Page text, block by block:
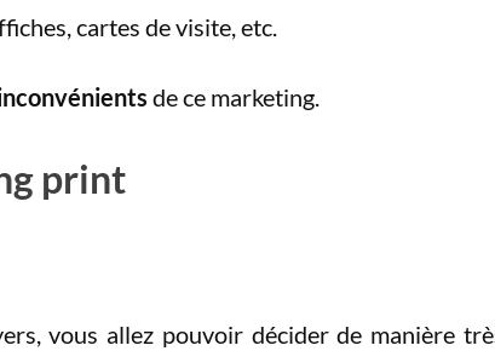
cartes de visite, etc.
de ce marketing.
print
vous allez pouvoir décider de manière